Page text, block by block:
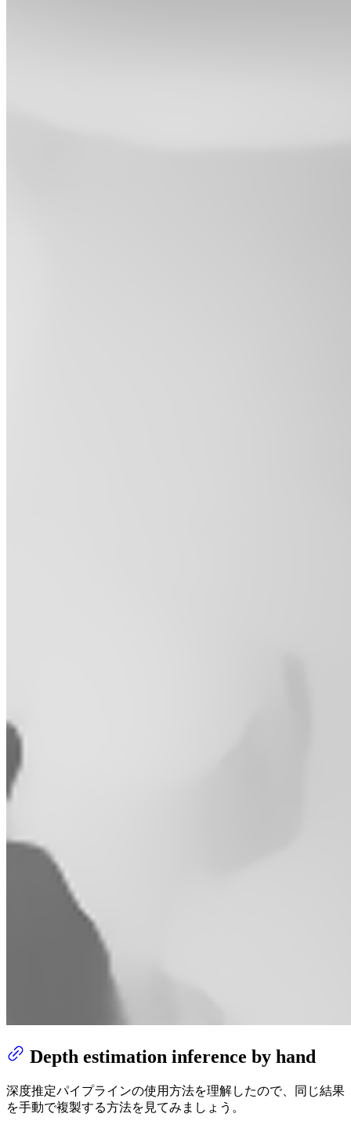
Depth estimation inference by hand
深度推定パイプラインの使用方法を理解したので、同じ結果
を手動で複製する方法を見てみましょう。